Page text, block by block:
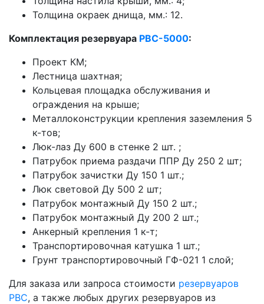
Толщина окраек днища, мм.: 12.
Комплектация резервуара РВС-5000:
Проект КМ;
Лестница шахтная;
Кольцевая площадка обслуживания и
ограждения на крыше;
Металлоконструкции крепления заземления 5
к-тов;
Люк-лаз Ду 600 в стенке 2 шт. ;
Патрубок приема раздачи ППР Ду 250 2 шт;
Патрубок зачистки Ду 150 1 шт.;
Люк световой Ду 500 2 шт;
Патрубок монтажный Ду 150 2 шт.;
Патрубок монтажный Ду 200 2 шт.;
Анкерный крепления 1 к-т;
Транспортировочная катушка 1 шт.;
Грунт транспортировочный ГФ-021 1 слой;
Для заказа или запроса стоимости резервуаров
РВС, а также любых других резервуаров из